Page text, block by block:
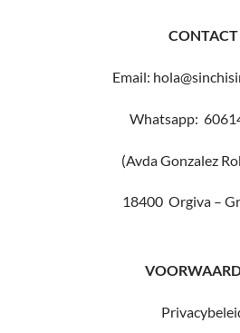
CONTACT
Email:
Whatsapp:
(Avda Gonzalez
18400 Orgiva –